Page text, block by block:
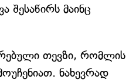
შესაწირს მაინც
თევზი, რომლის
ნახევრად